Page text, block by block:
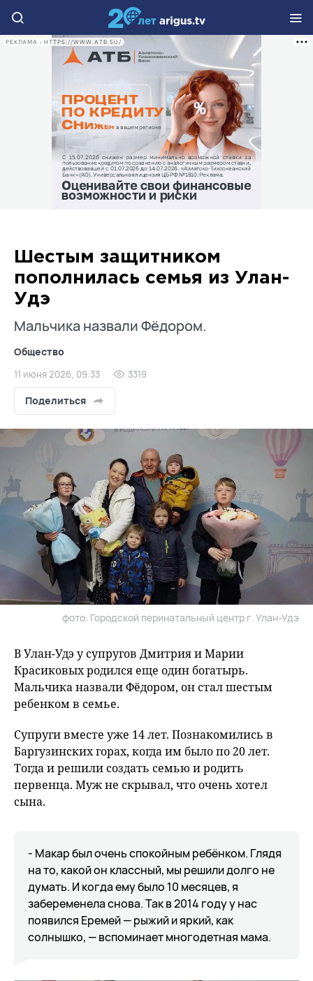
РЕКЛАМА • HTTPS://WWW.ATB.SU/
Шестым защитником
пополнилась семья из Улан-
Удэ
Мальчика назвали Фёдором.
Общество
11 июня 2026, 09:33 3319
Поделиться
фото: Городской перинатальный центр г. Улан-Удэ
В Улан-Удэ у супругов Дмитрия и Марии
Красиковых родился еще один богатырь.
Мальчика назвали Фёдором, он стал шестым
ребенком в семье.
Супруги вместе уже 14 лет. Познакомились в
Баргузинских горах, когда им было по 20 лет.
Тогда и решили создать семью и родить
первенца. Муж не скрывал, что очень хотел
сына.
- Макар был очень спокойным ребёнком. Глядя
на то, какой он классный, мы решили долго не
думать. И когда ему было 10 месяцев, я
забеременела снова. Так в 2014 году у нас
появился Еремей — рыжий и яркий, как
солнышко, — вспоминает многодетная мама.